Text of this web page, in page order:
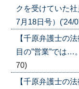
クを受けていた
7月18日号）('24/
【千原弁護士の
目の”営業”では…
70)
【千原弁護士の